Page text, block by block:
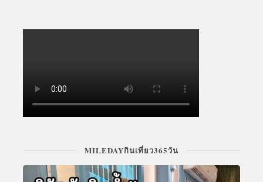
MILEDAYกินเที่ยว365วัน